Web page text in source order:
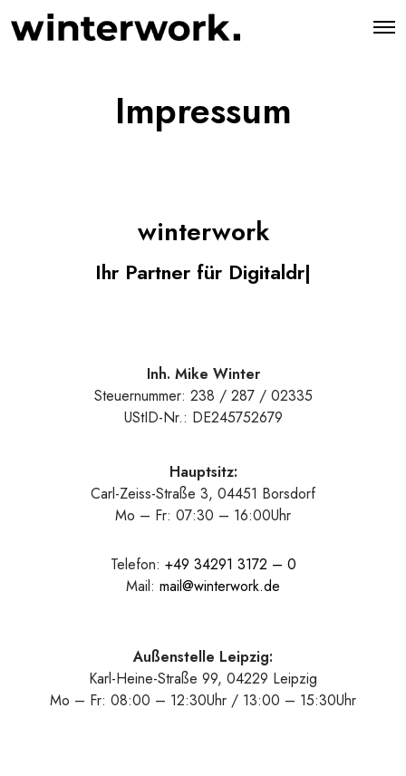
O
Impressum
winterwork
Ihr Partner für Digital|
Inh. Mike Winter
Steuernummer: 238 / 287 / 02335
UStID-Nr.: DE245752679
Hauptsitz:
Carl-Zeiss-Straße 3, 04451 Borsdorf
Mo – Fr: 07:30 – 16:00Uhr
Telefon: +49 34291 3172 – 0
Mail: mail@winterwork.de
Außenstelle Leipzig:
Karl-Heine-Straße 99, 04229 Leipzig
Mo – Fr: 08:00 – 12:30Uhr / 13:00 – 15:30Uhr